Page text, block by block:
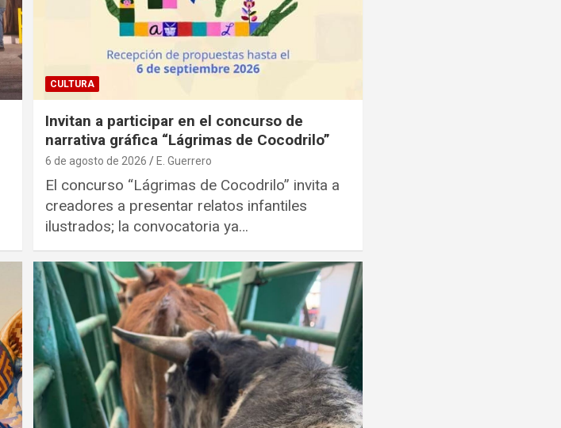
CULTURA
Invitan a participar en el concurso de
narrativa gráfica “Lágrimas de Cocodrilo”
6 de agosto de 2026 E. Guerrero
El concurso “Lágrimas de Cocodrilo” invita a
creadores a presentar relatos infantiles
ilustrados; la convocatoria ya…